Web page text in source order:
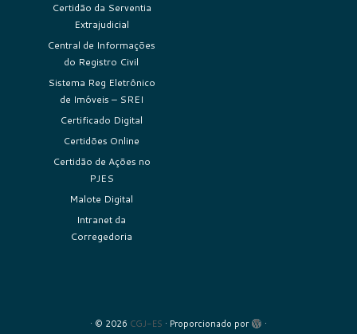
Certidão da Serventia
Extrajudicial
Central de Informações
do Registro Civil
Sistema Reg Eletrônico
de Imóveis – SREI
Certificado Digital
Certidões Online
Certidão de Ações no
PJES
Malote Digital
Intranet da
Corregedoria
· © 2026 CGJ-ES · Proporcionado por ·